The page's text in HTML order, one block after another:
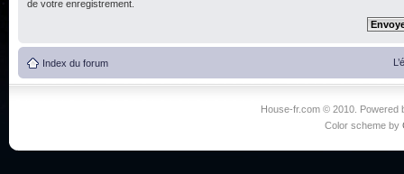
de votre enregistrement.
Index du forum
House-fr.com © 2010. Powered
Color scheme by